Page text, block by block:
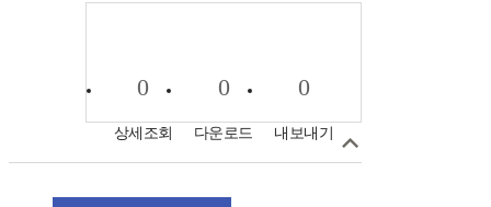
0
상세조회
0
다운로드
0
내보내기